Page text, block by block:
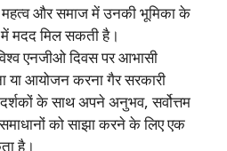
और समाज में उनकी भूमिका के
में मदद मिल सकती है।
एनजीओ दिवस पर आभासी
या आयोजन करना गैर सरकारी
के साथ अपने अनुभव, सर्वोत्तम
को साझा करने के लिए एक
है।